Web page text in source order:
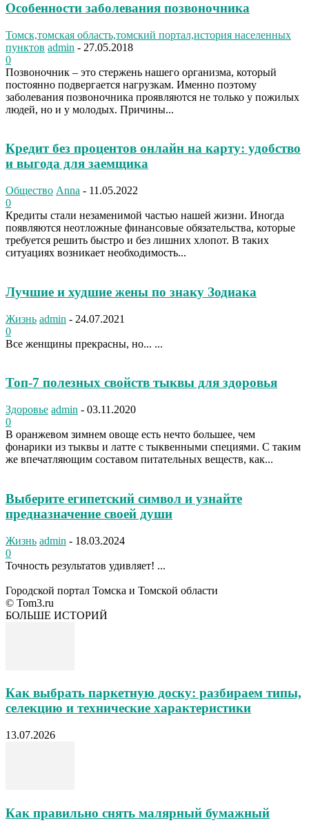
Особенности заболевания позвоночника
Томск,томская область,томский портал,история населенных
пунктов admin - 27.05.2018
0
Позвоночник – это стержень нашего организма, который
постоянно подвергается нагрузкам. Именно поэтому
заболевания позвоночника проявляются не только у пожилых
людей, но и у молодых. Причины...
Кредит без процентов онлайн на карту: удобство
и выгода для заемщика
Общество Anna - 11.05.2022
0
Кредиты стали незаменимой частью нашей жизни. Иногда
появляются неотложные финансовые обязательства, которые
требуется решить быстро и без лишних хлопот. В таких
ситуациях возникает необходимость...
Лучшие и худшие жены по знаку Зодиака
Жизнь admin - 24.07.2021
0
Все женщины прекрасны, но... ...
Топ-7 полезных свойств тыквы для здоровья
Здоровье admin - 03.11.2020
0
В оранжевом зимнем овоще есть нечто большее, чем
фонарики из тыквы и латте с тыквенными специями. С таким
же впечатляющим составом питательных веществ, как...
Выберите египетский символ и узнайте
предназначение своей души
Жизнь admin - 18.03.2024
0
Точность результатов удивляет! ...
Городской портал Томска и Томской области
© Tom3.ru
БОЛЬШЕ ИСТОРИЙ
Как выбрать паркетную доску: разбираем типы,
селекцию и технические характеристики
13.07.2026
Как правильно снять малярный бумажный